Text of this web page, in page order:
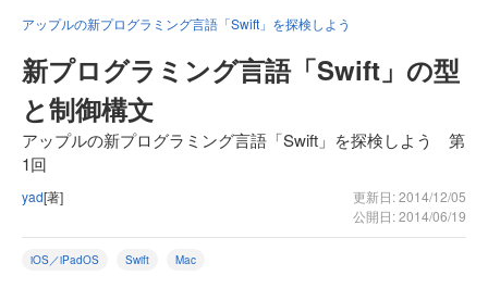
アップルの新プログラミング言語「Swift」を探検しよう
新プログラミング言語「Swift」の型
と制御構文
アップルの新プログラミング言語「Swift」を探検しよう 第
1回
yad[著]
更新日: 2014/12/05
公開日: 2014/06/19
iOS／iPadOS Swift Mac